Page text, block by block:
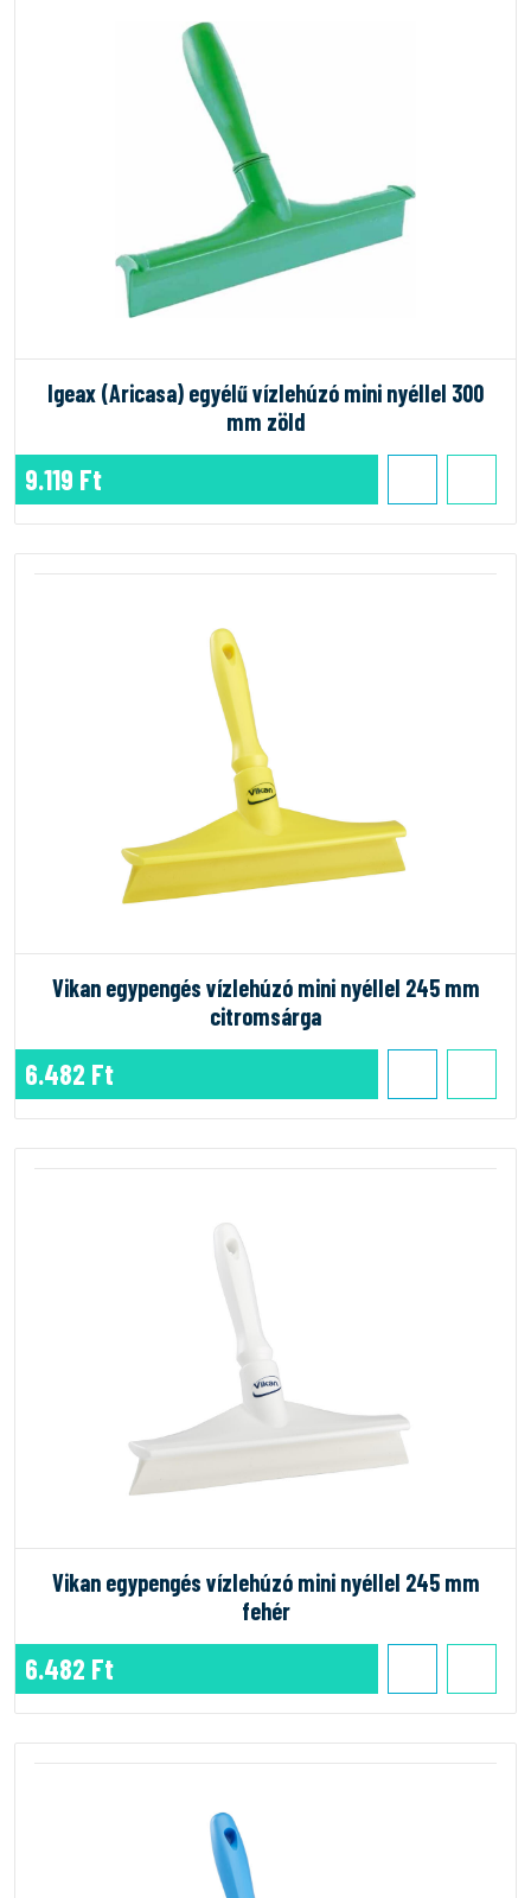
Igeax (Aricasa) egyélű vízlehúzó mini nyéllel 300
mm zöld
9.119 Ft
Vikan egypengés vízlehúzó mini nyéllel 245 mm
citromsárga
6.482 Ft
Vikan egypengés vízlehúzó mini nyéllel 245 mm
fehér
6.482 Ft